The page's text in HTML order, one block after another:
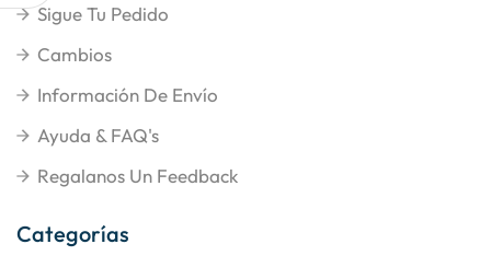
Sigue Tu Pedido
Cambios
Información De Envío
Ayuda & FAQ's
Regalanos Un Feedback
Categorías